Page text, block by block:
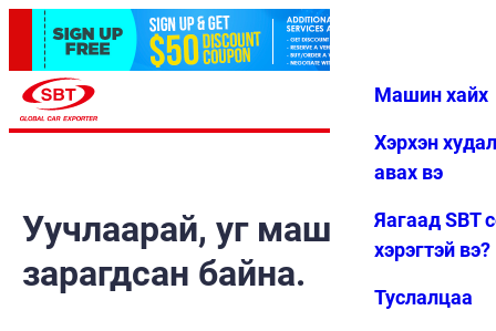
Дуртай Цэс
Машин хайх
Хэрхэн
авах вэ
Яагаад SBT
хэрэгтэй вэ?
Туслалцаа
Уучлаарай, уг машин
зарагдсан байна.